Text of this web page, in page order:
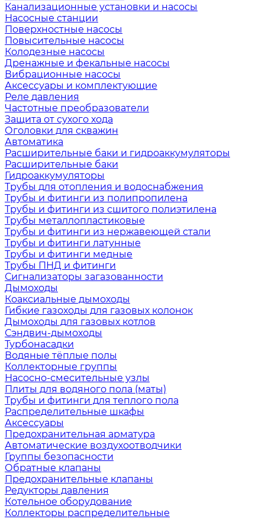
Канализационные установки и насосы
Насосные станции
Поверхностные насосы
Повысительные насосы
Колодезные насосы
Дренажные и фекальные насосы
Вибрационные насосы
Аксессуары и комплектующие
Реле давления
Частотные преобразователи
Защита от сухого хода
Оголовки для скважин
Автоматика
Расширительные баки и гидроаккумуляторы
Расширительные баки
Гидроаккумуляторы
Трубы для отопления и водоснабжения
Трубы и фитинги из полипропилена
Трубы и фитинги из сшитого полиэтилена
Трубы металлопластиковые
Трубы и фитинги из нержавеющей стали
Трубы и фитинги латунные
Трубы и фитинги медные
Трубы ПНД и фитинги
Сигнализаторы загазованности
Дымоходы
Коаксиальные дымоходы
Гибкие газоходы для газовых колонок
Дымоходы для газовых котлов
Сэндвич-дымоходы
Турбонасадки
Водяные тёплые полы
Коллекторные группы
Насосно-смесительные узлы
Плиты для водяного пола (маты)
Трубы и фитинги для теплого пола
Распределительные шкафы
Аксессуары
Предохранительная арматура
Автоматические воздухоотводчики
Группы безопасности
Обратные клапаны
Предохранительные клапаны
Редукторы давления
Котельное оборудование
Коллекторы распределительные